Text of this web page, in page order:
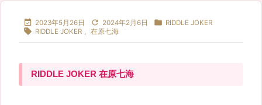
 2023年5月26日  2024年2月6日  RIDDLE JOKER
 RIDDLE JOKER , 在原七海
RIDDLE JOKER 在原七海